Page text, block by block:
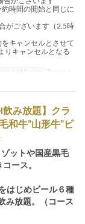
時間の開始と同じに
がございます（2.5時
キャンセルとさせて
りキャンセルとなる
ng Upuan Terrace
飲み放題】クラ
和牛”山形牛”ビ
ットや国産黒毛
ース。
はじめビール６種
み放題。（コース